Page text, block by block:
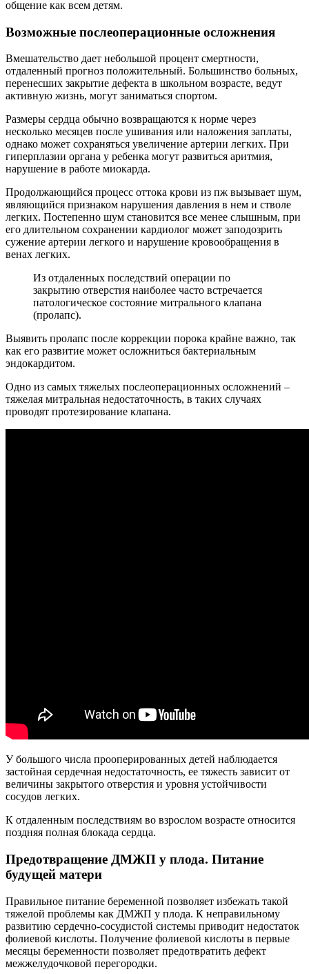
общение как всем детям.
Возможные послеоперационные осложнения
Вмешательство дает небольшой процент смертности,
отдаленный прогноз положительный. Большинство больных,
перенесших закрытие дефекта в школьном возрасте, ведут
активную жизнь, могут заниматься спортом.
Размеры сердца обычно возвращаются к норме через
несколько месяцев после ушивания или наложения заплаты,
однако может сохраняться увеличение артерии легких. При
гиперплазии органа у ребенка могут развиться аритмия,
нарушение в работе миокарда.
Продолжающийся процесс оттока крови из пж вызывает шум,
являющийся признаком нарушения давления в нем и стволе
легких. Постепенно шум становится все менее слышным, при
его длительном сохранении кардиолог может заподозрить
сужение артерии легкого и нарушение кровообращения в
венах легких.
Из отдаленных последствий операции по
закрытию отверстия наиболее часто встречается
патологическое состояние митрального клапана
(пролапс).
Выявить пролапс после коррекции порока крайне важно, так
как его развитие может осложниться бактериальным
эндокардитом.
Одно из самых тяжелых послеоперационных осложнений –
тяжелая митральная недостаточность, в таких случаях
проводят протезирование клапана.
У большого числа прооперированных детей наблюдается
застойная сердечная недостаточность, ее тяжесть зависит от
величины закрытого отверстия и уровня устойчивости
сосудов легких.
К отдаленным последствиям во взрослом возрасте относится
поздняя полная блокада сердца.
Предотвращение ДМЖП у плода. Питание
будущей матери
Правильное питание беременной позволяет избежать такой
тяжелой проблемы как ДМЖП у плода. К неправильному
развитию сердечно-сосудистой системы приводит недостаток
фолиевой кислоты. Получение фолиевой кислоты в первые
месяцы беременности позволяет предотвратить дефект
межжелудочковой перегородки.